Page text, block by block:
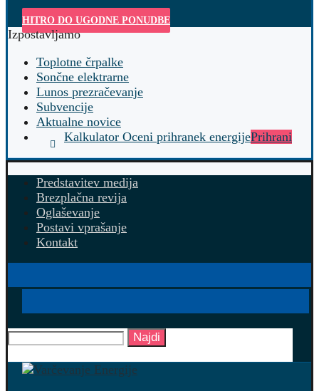
HITRO DO UGODNE PONUDBE
Izpostavljamo
Toplotne črpalke
Sončne elektrarne
Lunos prezračevanje
Subvencije
Aktualne novice
Kalkulator Oceni prihranek energijePrihrani
Predstavitev medija
Brezplačna revija
Oglaševanje
Postavi vprašanje
Kontakt
Najdi